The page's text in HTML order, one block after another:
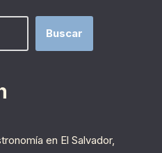
Buscar
en El Salvador,